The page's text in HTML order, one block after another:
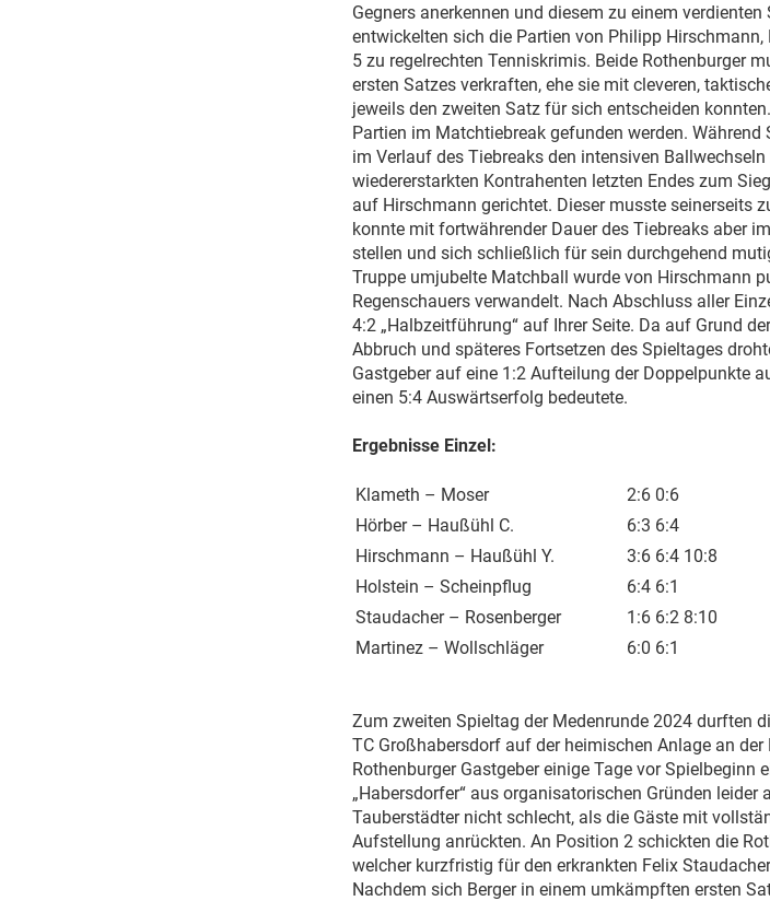
Gegners anerkennen und diesem zu einem
entwickelten sich die Partien von Philipp
5 zu regelrechten Tenniskrimis. Beide Rothenburger
ersten Satzes verkraften, ehe sie mit cleveren,
jeweils den zweiten Satz für sich entscheiden
Partien im Matchtiebreak gefunden werden.
im Verlauf des Tiebreaks den intensiven
wiedererstarkten Kontrahenten letzten Endes zum
auf Hirschmann gerichtet. Dieser musste seinerseits
konnte mit fortwährender Dauer des Tiebreaks aber
stellen und sich schließlich für sein durchgehend
Truppe umjubelte Matchball wurde von Hirschmann
Regenschauers verwandelt. Nach Abschluss aller
4:2 „Halbzeitführung“ auf Ihrer Seite. Da auf Grund
Abbruch und späteres Fortsetzen des Spieltages
Gastgeber auf eine 1:2 Aufteilung der Doppelpunkte
einen 5:4 Auswärtserfolg bedeutete.
Ergebnisse Einzel:
Klameth – Moser
2:6 0:6
Hörber – Haußühl C.
6:3 6:4
Hirschmann – Haußühl Y.
3:6 6:4 10:8
Holstein – Scheinpflug
6:4 6:1
Staudacher – Rosenberger
1:6 6:2 8:10
Martinez – Wollschläger
6:0 6:1
Zum zweiten Spieltag der Medenrunde 2024 durften
TC Großhabersdorf auf der heimischen Anlage an
Rothenburger Gastgeber einige Tage vor Spielbeginn
„Habersdorfer“ aus organisatorischen Gründen
Tauberstädter nicht schlecht, als die Gäste mit
Aufstellung anrückten. An Position 2 schickten die
welcher kurzfristig für den erkrankten Felix
Nachdem sich Berger in einem umkämpften ersten